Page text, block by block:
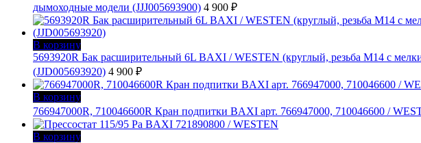
дымоходные модели (JJJ005693900) 4 900 ₽
В корзину
5693920R Бак расширительный 6L BAXI / WESTEN (круглый, резьба М14 с
(JJD005693920) 4 900 ₽
В корзину
766947000R, 710046600R Кран подпитки BAXI арт. 766947000, 710046600 /
В корзину